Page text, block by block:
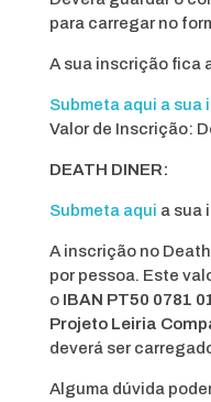
para carregar no
A sua inscrição fica
Submeta aqui a sua
Valor de Inscrição:
DEATH DINER:
Submeta aqui a sua
A inscrição no
por pessoa. Este
o IBAN PT50 0781
Projeto Leiria
deverá ser
Alguma dúvida